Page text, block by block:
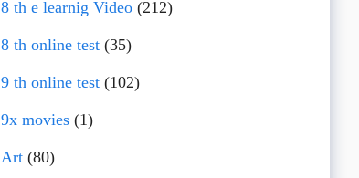
8 th e learnig Video (212)
8 th online test (35)
9 th online test (102)
9x movies (1)
Art (80)